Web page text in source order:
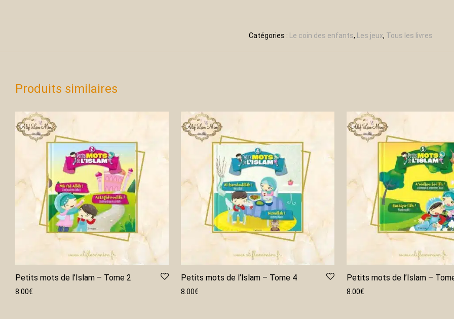
Catégories : Le coin des enfants, Les jeux, Tous les livres
Produits similaires
Petits mots de l’Islam – Tome 2
8.00€
Petits mots de l’Islam – Tome 4
8.00€
Petits mots de l’Islam –
8.00€